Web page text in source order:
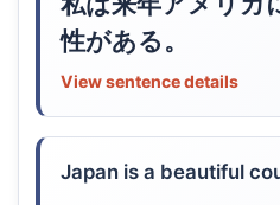
性がある。
View sentence details
Japan is a beautiful